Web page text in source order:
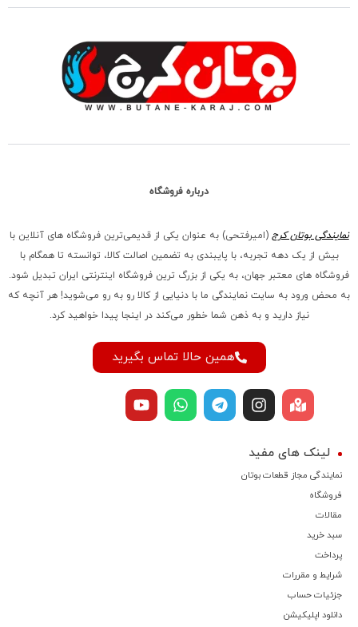
درباره فروشگاه
نمایندگی بوتان کرج (امیرفتحی) به عنوان یکی از قدیمی‌ترین فروشگاه های آنلاین با
بیش از یک دهه تجربه، با پایبندی به تضمین اصالت کالا، توانسته تا همگام با
فروشگاه‌ های معتبر جهان، به یکی از بزرگ‌ ترین فروشگاه اینترنتی ایران تبدیل شود.
به محض ورود به سایت نمایندگی ما با دنیایی از کالا رو به رو می‌شوید! هر آنچه که
نیاز دارید و به ذهن شما خطور می‌کند در اینجا پیدا خواهید کرد.
همین حالا تماس بگیرید
لینک های مفید
نمایندگی مجاز قطعات بوتان
فروشگاه
مقالات
سبد خرید
پرداخت
شرایط و مقررات
جزئیات حساب
دانلود اپلیکیشن